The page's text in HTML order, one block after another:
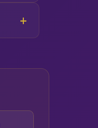
+